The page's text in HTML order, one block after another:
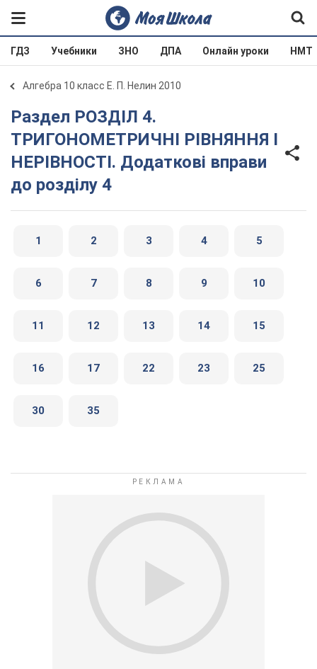
ГДЗ Учебники ЗНО ДПА Онлайн уроки НМТ
Алгебра 10 класс Е. П. Нелин 2010
Раздел РОЗДІЛ 4.
ТРИГОНОМЕТРИЧНІ РІВНЯННЯ І
НЕРІВНОСТІ. Додаткові вправи
до розділу 4
1 2 3 4 5
6 7 8 9 10
11 12 13 14 15
16 17 22 23 25
30 35